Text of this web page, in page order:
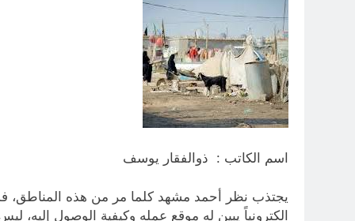
اسم الكاتب : ذوالفقار يوسف
يجتذب نظر أحمد مشهد كلما مر من هذه المناطق،
الكترونياً يبين له موقع عمله وكيفية الوصول